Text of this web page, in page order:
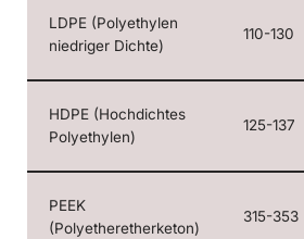
LDPE (Polyethylen
niedriger Dichte)
110-130
HDPE (Hochdichtes
Polyethylen)
125-137
PEEK
(Polyetheretherketon)
315-353